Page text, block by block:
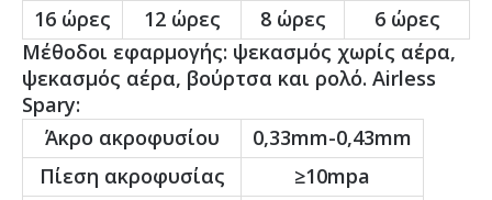
16 ώρες
12 ώρες 8 ώρες
6 ώρες
Μέθοδοι εφαρμογής: ψεκασμός χωρίς αέρα,
ψεκασμός αέρα, βούρτσα και ρολό. Airless
Spary:
Άκρο ακροφυσίου
0,33mm-0,43mm
Πίεση ακροφυσίας
≥10mpa